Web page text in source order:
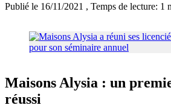
Publié le 16/11/2021 , Temps de lecture: 1
Maisons Alysia : un
réussi